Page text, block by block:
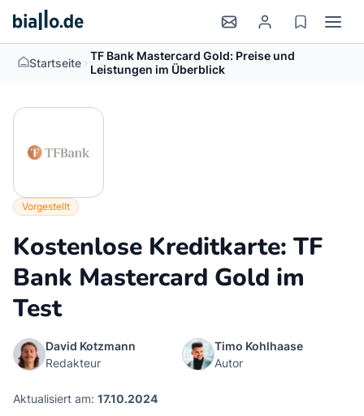
Startseite > TF Bank Mastercard Gold: Preise und
Leistungen im Überblick
Vorgestellt
Kostenlose Kreditkarte: TF
Bank Mastercard Gold im
Test
David Kotzmann
Redakteur
Timo Kohlhaase
Autor
Aktualisiert am: 17.10.2024